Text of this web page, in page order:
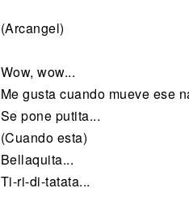
(Arcangel)
Wow, wow...
Me gusta cuando mueve ese
Se pone putita...
(Cuando esta)
Bellaquita...
Ti-ri-di-tatata...